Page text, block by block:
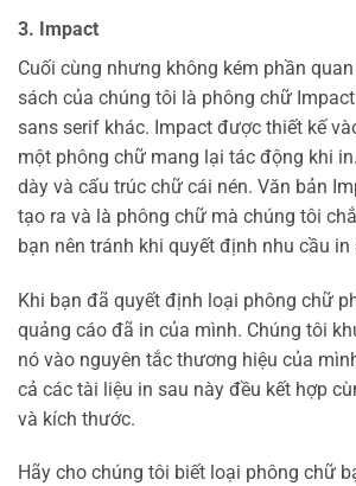
3. Impact
Cuối cùng nhưng không kém phần
sách của chúng tôi là phông chữ
sans serif khác. Impact được thiết kế
một phông chữ mang lại tác động khi
dày và cấu trúc chữ cái nén. Văn bản
tạo ra và là phông chữ mà chúng tôi
bạn nên tránh khi quyết định nhu cầu in
Khi bạn đã quyết định loại phông chữ
quảng cáo đã in của mình. Chúng tôi
nó vào nguyên tắc thương hiệu của
cả các tài liệu in sau này đều kết hợp
và kích thước.
Hãy cho chúng tôi biết loại phông chữ